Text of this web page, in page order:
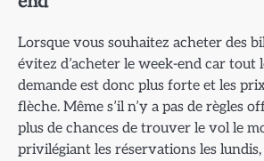
Lorsque vous souhaitez acheter des
évitez d’acheter le week-end car tout
demande est donc plus forte et les
flèche. Même s’il n’y a pas de règles
plus de chances de trouver le vol le
privilégiant les réservations les